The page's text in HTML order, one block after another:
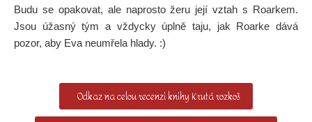
Budu se opakovat, ale naprosto žeru její vztah s Roarkem.
Jsou úžasný tým a vždycky úplně taju, jak Roarke dává
pozor, aby Eva neumřela hlady. :)
Odkaz na celou recenzi knihy Krutá rozkoš